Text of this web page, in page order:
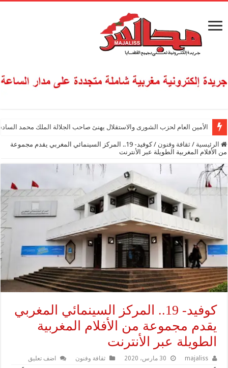
الأمين العام لحزب الشورى والاستقلال يهنئ صاحب الجلالة الملك محمد
الرئيسية / ثقافة وفنون /
كوفيد- 19.. المركز السينمائي المغربي يقدم مجموعة
من الأفلام المغربية الطويلة عبر الأنترنت
كوفيد- 19.. المركز السينمائي المغربي
يقدم مجموعة من الأفلام المغربية
الطويلة عبر الأنترنت
majaliss 30 مارس، 2020 ثقافة وفنون اضف تعليق